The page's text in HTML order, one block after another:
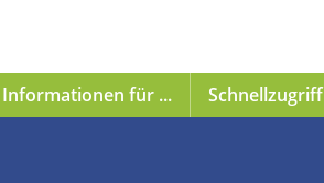
Informationen für ... Schnellzugriff